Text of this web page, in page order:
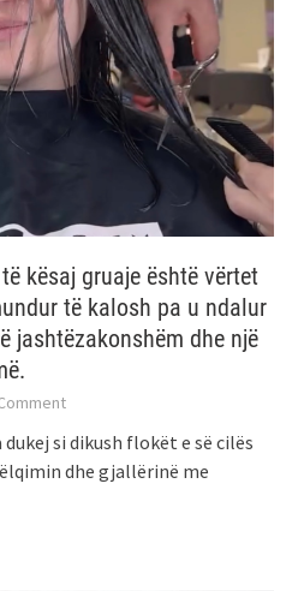
kësaj gruaje është vërtet
të kalosh pa u ndalur
jashtëzakonshëm dhe një
si dikush flokët e së cilës
dhe gjallërinë me